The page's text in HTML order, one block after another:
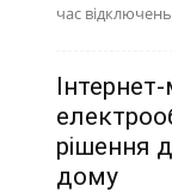
час
рішення
дому